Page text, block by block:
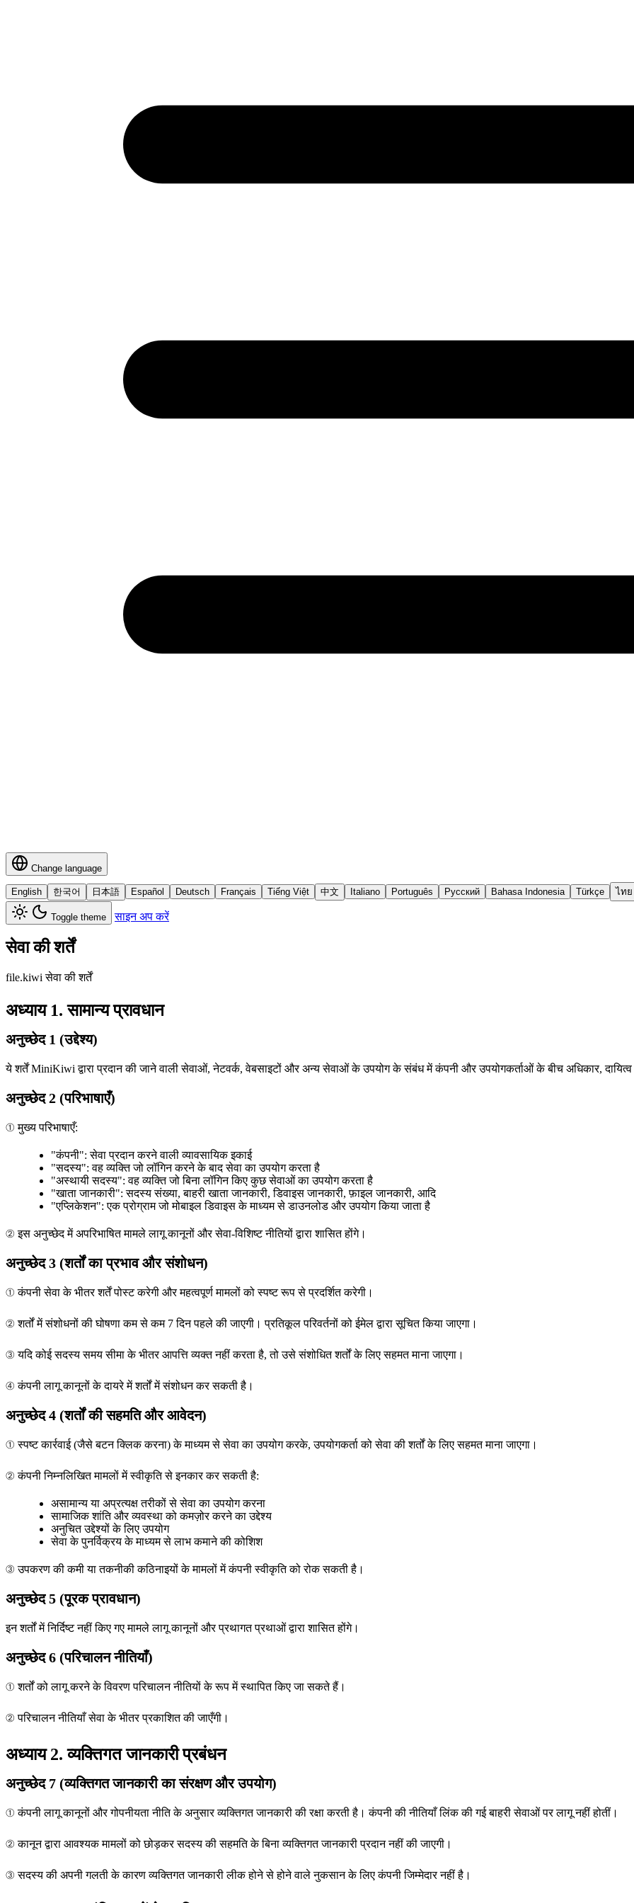
Change language
English 한국어 日本語 Español Deutsch Français Tiếng Việt 中文 Italiano Português Русский Bahasa Indonesia Türkçe ไทย
Toggle theme साइन अप करें
सेवा की शर्तें
file.kiwi सेवा की शर्तें
अध्याय 1. सामान्य प्रावधान
अनुच्छेद 1 (उद्देश्य)
ये शर्तें MiniKiwi द्वारा प्रदान की जाने वाली सेवाओं, नेटवर्क, वेबसाइटों और अन्य सेवाओं के उपयोग के संबंध में कंपनी और उपयोगकर्ताओं के बीच अधिकार, दायित्व
अनुच्छेद 2 (परिभाषाएँ)
① मुख्य परिभाषाएँ:
"कंपनी": सेवा प्रदान करने वाली व्यावसायिक इकाई
"सदस्य": वह व्यक्ति जो लॉगिन करने के बाद सेवा का उपयोग करता है
"अस्थायी सदस्य": वह व्यक्ति जो बिना लॉगिन किए कुछ सेवाओं का उपयोग करता है
"खाता जानकारी": सदस्य संख्या, बाहरी खाता जानकारी, डिवाइस जानकारी, फ़ाइल जानकारी, आदि
"एप्लिकेशन": एक प्रोग्राम जो मोबाइल डिवाइस के माध्यम से डाउनलोड और उपयोग किया जाता है
② इस अनुच्छेद में अपरिभाषित मामले लागू कानूनों और सेवा-विशिष्ट नीतियों द्वारा शासित होंगे।
अनुच्छेद 3 (शर्तों का प्रभाव और संशोधन)
① कंपनी सेवा के भीतर शर्तें पोस्ट करेगी और महत्वपूर्ण मामलों को स्पष्ट रूप से प्रदर्शित करेगी।
② शर्तों में संशोधनों की घोषणा कम से कम 7 दिन पहले की जाएगी। प्रतिकूल परिवर्तनों को ईमेल द्वारा सूचित किया जाएगा।
③ यदि कोई सदस्य समय सीमा के भीतर आपत्ति व्यक्त नहीं करता है, तो उसे संशोधित शर्तों के लिए सहमत माना जाएगा।
④ कंपनी लागू कानूनों के दायरे में शर्तों में संशोधन कर सकती है।
अनुच्छेद 4 (शर्तों की सहमति और आवेदन)
① स्पष्ट कार्रवाई (जैसे बटन क्लिक करना) के माध्यम से सेवा का उपयोग करके, उपयोगकर्ता को सेवा की शर्तों के लिए सहमत माना जाएगा।
② कंपनी निम्नलिखित मामलों में स्वीकृति से इनकार कर सकती है:
असामान्य या अप्रत्यक्ष तरीकों से सेवा का उपयोग करना
सामाजिक शांति और व्यवस्था को कमज़ोर करने का उद्देश्य
अनुचित उद्देश्यों के लिए उपयोग
सेवा के पुनर्विक्रय के माध्यम से लाभ कमाने की कोशिश
③ उपकरण की कमी या तकनीकी कठिनाइयों के मामलों में कंपनी स्वीकृति को रोक सकती है।
अनुच्छेद 5 (पूरक प्रावधान)
इन शर्तों में निर्दिष्ट नहीं किए गए मामले लागू कानूनों और प्रथागत प्रथाओं द्वारा शासित होंगे।
अनुच्छेद 6 (परिचालन नीतियाँ)
① शर्तों को लागू करने के विवरण परिचालन नीतियों के रूप में स्थापित किए जा सकते हैं।
② परिचालन नीतियाँ सेवा के भीतर प्रकाशित की जाएँगी।
अध्याय 2. व्यक्तिगत जानकारी प्रबंधन
अनुच्छेद 7 (व्यक्तिगत जानकारी का संरक्षण और उपयोग)
① कंपनी लागू कानूनों और गोपनीयता नीति के अनुसार व्यक्तिगत जानकारी की रक्षा करती है। कंपनी की नीतियाँ लिंक की गई बाहरी सेवाओं पर लागू नहीं होतीं।
② कानून द्वारा आवश्यक मामलों को छोड़कर सदस्य की सहमति के बिना व्यक्तिगत जानकारी प्रदान नहीं की जाएगी।
③ सदस्य की अपनी गलती के कारण व्यक्तिगत जानकारी लीक होने से होने वाले नुकसान के लिए कंपनी जिम्मेदार नहीं है।